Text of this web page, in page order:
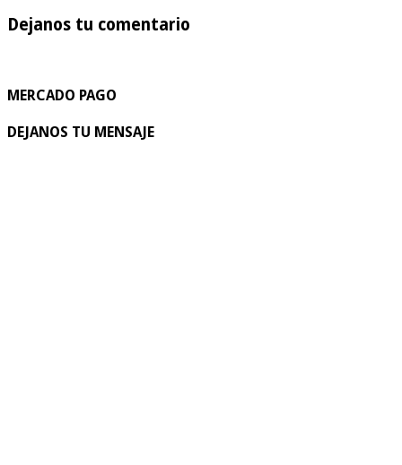
Dejanos tu comentario
MERCADO PAGO
DEJANOS TU MENSAJE